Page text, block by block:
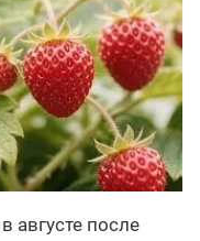
августе после